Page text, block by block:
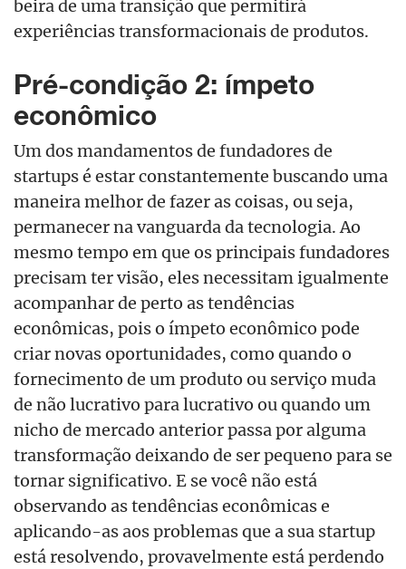
beira de uma transição que permitirá
experiências transformacionais de produtos.
Pré-condição 2: ímpeto
econômico
Um dos mandamentos de fundadores de
startups é estar constantemente buscando uma
maneira melhor de fazer as coisas, ou seja,
permanecer na vanguarda da tecnologia. Ao
mesmo tempo em que os principais fundadores
precisam ter visão, eles necessitam igualmente
acompanhar de perto as tendências
econômicas, pois o ímpeto econômico pode
criar novas oportunidades, como quando o
fornecimento de um produto ou serviço muda
de não lucrativo para lucrativo ou quando um
nicho de mercado anterior passa por alguma
transformação deixando de ser pequeno para se
tornar significativo. E se você não está
observando as tendências econômicas e
aplicando-as aos problemas que a sua startup
está resolvendo, provavelmente está perdendo